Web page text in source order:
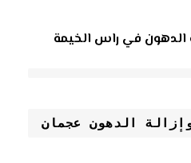
في راس الخيمة
الدهون عجمان